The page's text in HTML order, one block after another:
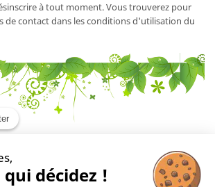
décidez !
à tout moment. Vous trouverez pour
de contact dans les conditions d'utilisation du
